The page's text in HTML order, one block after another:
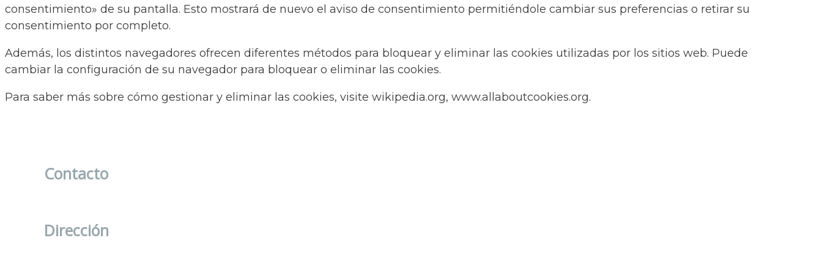
consentimiento» de su pantalla. Esto mostrará de nuevo el aviso de consentimiento permitiéndole cambiar sus preferencias o retirar su
consentimiento por completo.
Además, los distintos navegadores ofrecen diferentes métodos para bloquear y eliminar las cookies utilizadas por los sitios web. Puede
cambiar la configuración de su navegador para bloquear o eliminar las cookies.
Para saber más sobre cómo gestionar y eliminar las cookies, visite wikipedia.org, www.allaboutcookies.org.
Contacto
Dirección